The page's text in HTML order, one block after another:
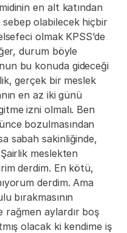
en alt katından
olabilecek hiçbir
olmak KPSS’de
durum böyle
bu konuda gideceği
gerçek bir meslek
en az iki günü
izni olmalı. Ben
bozulmasından
sabah sakinliğinde,
meslekten
derdim. En kötü,
derdim. Ama
bırakmasının
rağmen aylardır boş
olacak ki kendime iş